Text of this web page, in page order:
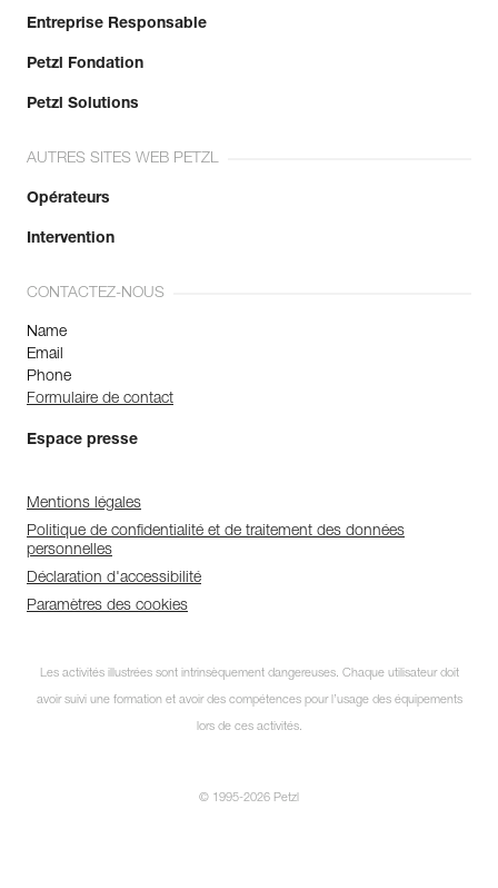
Entreprise Responsable
Petzl Fondation
Petzl Solutions
AUTRES SITES WEB PETZL
Opérateurs
Intervention
CONTACTEZ-NOUS
Name
Email
Phone
Formulaire de contact
Espace presse
Mentions légales
Politique de confidentialité et de traitement des données
personnelles
Déclaration d'accessibilité
Paramètres des cookies
Les activités illustrées sont intrinsèquement dangereuses. Chaque utilisateur doit
avoir suivi une formation et avoir des compétences pour l’usage des équipements
lors de ces activités.
© 1995-2026 Petzl